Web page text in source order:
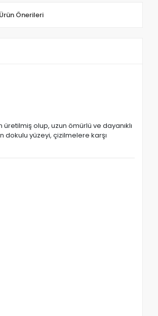
Ürün Önerileri
olup, uzun ömürlü ve dayanıklı
dokulu yüzeyi, çizilmelere karşı